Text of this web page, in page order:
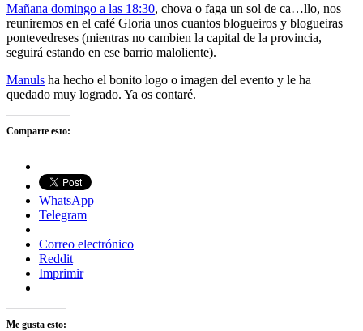
Mañana domingo a las 18:30, chova o faga un sol de ca…llo, nos
reuniremos en el café Gloria unos cuantos blogueiros y blogueiras
pontevedreses (mientras no cambien la capital de la provincia,
seguirá estando en ese barrio maloliente).
Manuls ha hecho el bonito logo o imagen del evento y le ha
quedado muy logrado. Ya os contaré.
Comparte esto:
WhatsApp
Telegram
Correo electrónico
Reddit
Imprimir
Me gusta esto: